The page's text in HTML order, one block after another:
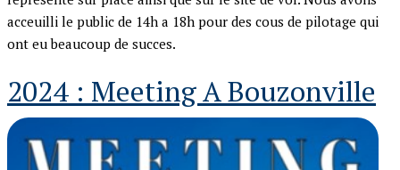
acceuilli le public de 14h a 18h pour des cous de pilotage qui
ont eu beaucoup de succes.
2024 : Meeting A Bouzonville